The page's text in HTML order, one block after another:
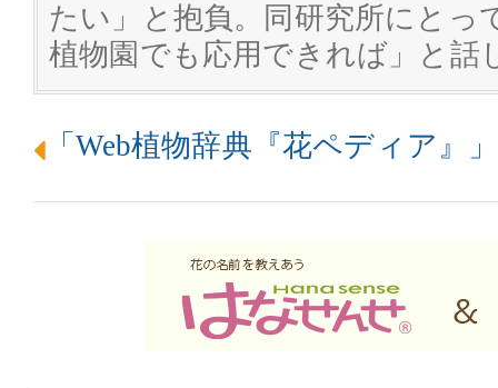
たい」と抱負。同研究所にとっ
植物園でも応用できれば」と話
「Web植物辞典『花ペディア』